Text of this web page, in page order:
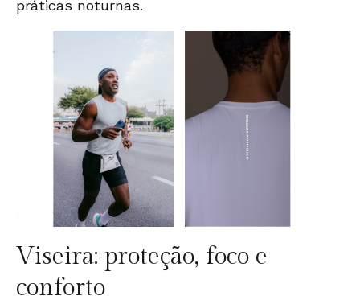
práticas noturnas.
Viseira: proteção, foco e
conforto